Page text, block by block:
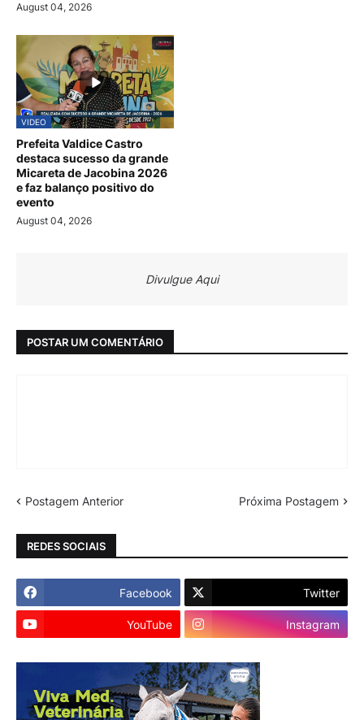
August 04, 2026
VIDEO
Prefeita Valdice Castro
destaca sucesso da grande
Micareta de Jacobina 2026
e faz balanço positivo do
evento
August 04, 2026
Divulgue Aqui
POSTAR UM COMENTÁRIO
Postagem Anterior Próxima Postagem
REDES SOCIAIS
Facebook Twitter
YouTube Instagram